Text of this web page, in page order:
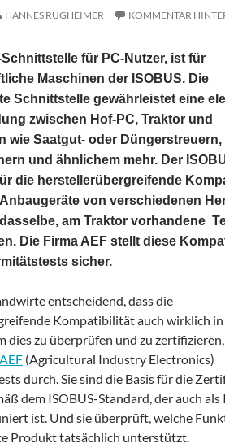
HANNES RÜGHEIMER KOMMENTAR
für PC-Nutzer, ist für
Maschinen der ISOBUS. Die
Schnittstelle gewährleistet eine
zwischen Hof-PC, Traktor und
wie Saatgut- oder Düngerstreuern,
und ähnlichem mehr. Der
die herstellerübergreifende
von verschiedenen
am Traktor vorhandene
Die Firma AEF stellt diese
sicher.
entscheidend, dass die
Kompatibilität auch wirklich
dies zu überprüfen und zu
AEF (Agricultural Industry Electronics)
durch. Sie sind die Basis für die
dem ISOBUS-Standard, der auch
ist. Und sie überprüft, welche
Produkt tatsächlich unterstützt.